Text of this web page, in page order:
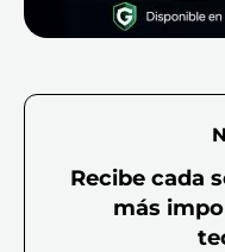
Recibe cada
más